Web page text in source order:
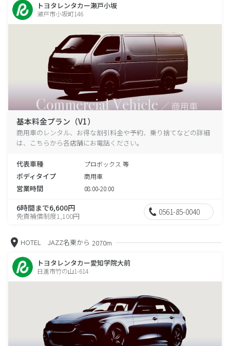
トヨタレンタカー瀬戸小坂
瀬戸市小坂町146
基本料金プラン（V1）
商用車のレンタル、お得な割引料金や予約、乗り捨てなどの詳細
は、こちらから各店舗にお電話ください。
代表車種 プロボックス 等
ボディタイプ 商用車
営業時間 08:00-20:00
6時間まで6,600円
免責補償制度1,100円 0561-85-0040
HOTEL JAZZ名東から 2070m
トヨタレンタカー愛知学院大前
日進市竹の山1-614